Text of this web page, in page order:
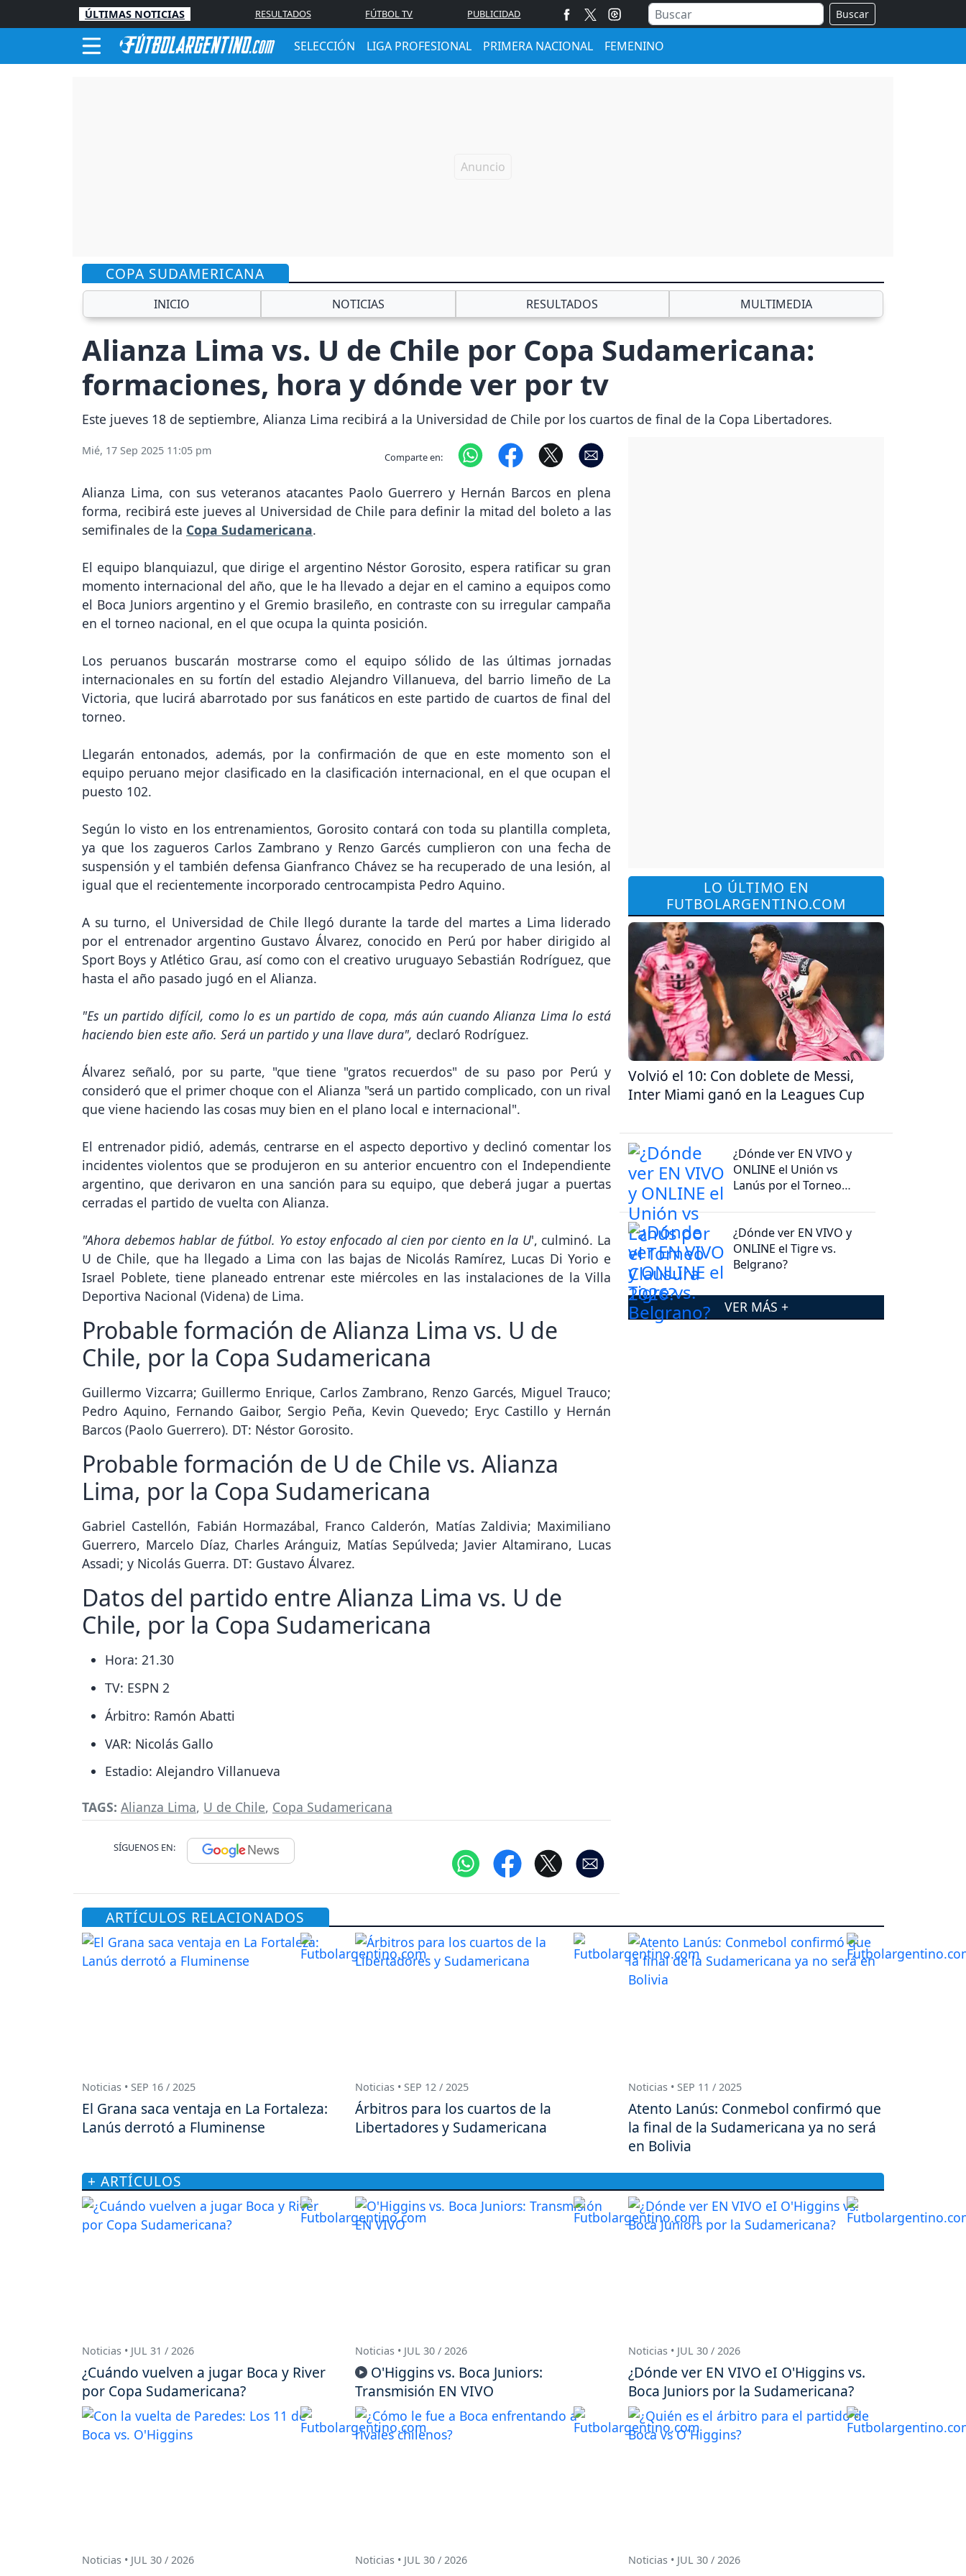
ÚLTIMAS NOTICIAS RESULTADOS FÚTBOL TV PUBLICIDAD Buscar
SELECCIÓN LIGA PROFESIONAL PRIMERA NACIONAL FEMENINO
COPA SUDAMERICANA
INICIO NOTICIAS RESULTADOS MULTIMEDIA
Alianza Lima vs. U de Chile por Copa Sudamericana:
formaciones, hora y dónde ver por tv
Este jueves 18 de septiembre, Alianza Lima recibirá a la Universidad de Chile por los cuartos de final de la Copa Libertadores.
Mié, 17 Sep 2025 11:05 pm Comparte en:
Alianza Lima, con sus veteranos atacantes Paolo Guerrero y Hernán Barcos en plena
forma, recibirá este jueves al Universidad de Chile para definir la mitad del boleto a las
semifinales de la Copa Sudamericana.
El equipo blanquiazul, que dirige el argentino Néstor Gorosito, espera ratificar su gran
momento internacional del año, que le ha llevado a dejar en el camino a equipos como
el Boca Juniors argentino y el Gremio brasileño, en contraste con su irregular campaña
en el torneo nacional, en el que ocupa la quinta posición.
Los peruanos buscarán mostrarse como el equipo sólido de las últimas jornadas
internacionales en su fortín del estadio Alejandro Villanueva, del barrio limeño de La
Victoria, que lucirá abarrotado por sus fanáticos en este partido de cuartos de final del
torneo.
Llegarán entonados, además, por la confirmación de que en este momento son el
equipo peruano mejor clasificado en la clasificación internacional, en el que ocupan el
puesto 102.
Según lo visto en los entrenamientos, Gorosito contará con toda su plantilla completa,
ya que los zagueros Carlos Zambrano y Renzo Garcés cumplieron con una fecha de
suspensión y el también defensa Gianfranco Chávez se ha recuperado de una lesión, al
igual que el recientemente incorporado centrocampista Pedro Aquino.
A su turno, el Universidad de Chile llegó durante la tarde del martes a Lima liderado
por el entrenador argentino Gustavo Álvarez, conocido en Perú por haber dirigido al
Sport Boys y Atlético Grau, así como con el creativo uruguayo Sebastián Rodríguez, que
hasta el año pasado jugó en el Alianza.
"Es un partido difícil, como lo es un partido de copa, más aún cuando Alianza Lima lo está
haciendo bien este año. Será un partido y una llave dura", declaró Rodríguez.
Álvarez señaló, por su parte, "que tiene "gratos recuerdos" de su paso por Perú y
consideró que el primer choque con el Alianza "será un partido complicado, con un rival
que viene haciendo las cosas muy bien en el plano local e internacional".
El entrenador pidió, además, centrarse en el aspecto deportivo y declinó comentar los
incidentes violentos que se produjeron en su anterior encuentro con el Independiente
argentino, que derivaron en una sanción para su equipo, que deberá jugar a puertas
cerradas el partido de vuelta con Alianza.
"Ahora debemos hablar de fútbol. Yo estoy enfocado al cien por ciento en la U', culminó. La
U de Chile, que ha llegado a Lima con las bajas de Nicolás Ramírez, Lucas Di Yorio e
Israel Poblete, tiene planeado entrenar este miércoles en las instalaciones de la Villa
Deportiva Nacional (Videna) de Lima.
Probable formación de Alianza Lima vs. U de
Chile, por la Copa Sudamericana
Guillermo Vizcarra; Guillermo Enrique, Carlos Zambrano, Renzo Garcés, Miguel Trauco;
Pedro Aquino, Fernando Gaibor, Sergio Peña, Kevin Quevedo; Eryc Castillo y Hernán
Barcos (Paolo Guerrero). DT: Néstor Gorosito.
Probable formación de U de Chile vs. Alianza
Lima, por la Copa Sudamericana
Gabriel Castellón, Fabián Hormazábal, Franco Calderón, Matías Zaldivia; Maximiliano
Guerrero, Marcelo Díaz, Charles Aránguiz, Matías Sepúlveda; Javier Altamirano, Lucas
Assadi; y Nicolás Guerra. DT: Gustavo Álvarez.
Datos del partido entre Alianza Lima vs. U de
Chile, por la Copa Sudamericana
Hora: 21.30
TV: ESPN 2
Árbitro: Ramón Abatti
VAR: Nicolás Gallo
Estadio: Alejandro Villanueva
TAGS: Alianza Lima, U de Chile, Copa Sudamericana
SÍGUENOS EN:
LO ÚLTIMO EN
FUTBOLARGENTINO.COM
Volvió el 10: Con doblete de Messi,
Inter Miami ganó en la Leagues Cup
¿Dónde ver EN VIVO y
ONLINE el Unión vs
Lanús por el Torneo
¿Dónde ver EN VIVO y
ONLINE el Tigre vs.
Belgrano?
VER MÁS +
ARTÍCULOS RELACIONADOS
Noticias • SEP 16 / 2025
El Grana saca ventaja en La Fortaleza:
Lanús derrotó a Fluminense
Noticias • SEP 12 / 2025
Árbitros para los cuartos de la
Libertadores y Sudamericana
Noticias • SEP 11 / 2025
Atento Lanús: Conmebol confirmó que
la final de la Sudamericana ya no será
en Bolivia
+ ARTÍCULOS
Noticias • JUL 31 / 2026
¿Cuándo vuelven a jugar Boca y River
por Copa Sudamericana?
Noticias • JUL 30 / 2026
O'Higgins vs. Boca Juniors:
Transmisión EN VIVO
Noticias • JUL 30 / 2026
¿Dónde ver EN VIVO eI O'Higgins vs.
Boca Juniors por la Sudamericana?
Noticias • JUL 30 / 2026 Noticias • JUL 30 / 2026 Noticias • JUL 30 / 2026